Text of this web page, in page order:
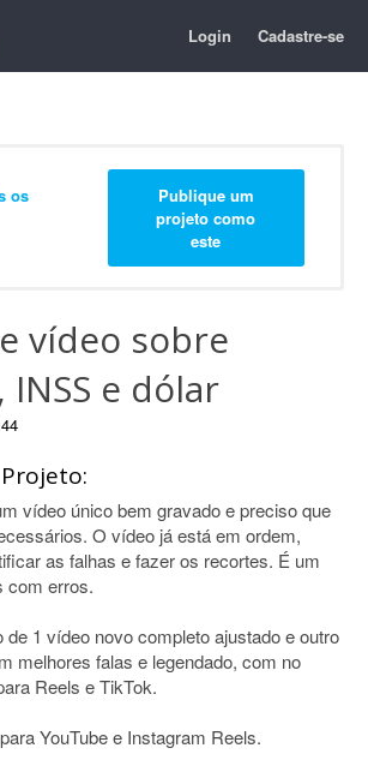
Login Cadastre-se
os
Publique um
projeto como
este
vídeo sobre
e dólar
vídeo único bem gravado e preciso que
O vídeo já está em ordem,
as falhas e fazer os recortes. É um
com erros.
de 1 vídeo novo completo ajustado e outro
melhores falas e legendado, com no
Reels e TikTok.
YouTube e Instagram Reels.